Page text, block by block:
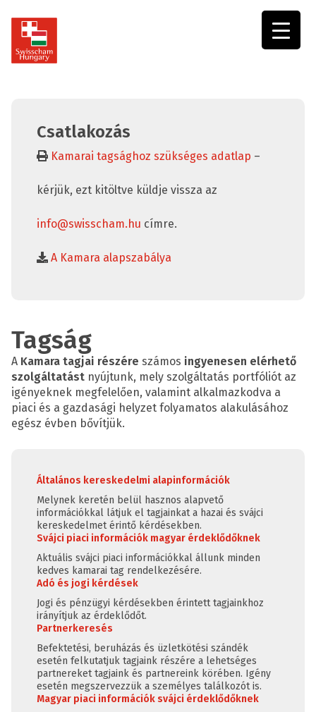
Csatlakozás
Kamarai tagsághoz szükséges adatlap –
kérjük, ezt kitöltve küldje vissza az
info@swisscham.hu címre.
A Kamara alapszabálya
Tagság
A Kamara tagjai részére számos ingyenesen elérhető
szolgáltatást nyújtunk, mely szolgáltatás portfóliót az
igényeknek megfelelően, valamint alkalmazkodva a
piaci és a gazdasági helyzet folyamatos alakulásához
egész évben bővítjük.
Általános kereskedelmi alapinformációk
Melynek keretén belül hasznos alapvető
információkkal látjuk el tagjainkat a hazai és svájci
kereskedelmet érintő kérdésekben.
Svájci piaci információk magyar érdeklődőknek
Aktuális svájci piaci információkkal állunk minden
kedves kamarai tag rendelkezésére.
Adó és jogi kérdések
Jogi és pénzügyi kérdésekben érintett tagjainkhoz
irányítjuk az érdeklődőt.
Partnerkeresés
Befektetési, beruházás és üzletkötési szándék
esetén felkutatjuk tagjaink részére a lehetséges
partnereket tagjaink és partnereink körében. Igény
esetén megszervezzük a személyes találkozót is.
Magyar piaci információk svájci érdeklődőknek